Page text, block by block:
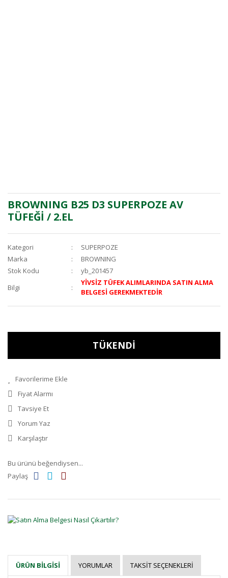
BROWNING B25 D3 SUPERPOZE AV
TÜFEĞİ / 2.EL
Kategori
SUPERPOZE
Marka
BROWNING
Stok Kodu
yb_201457
Bilgi
YİVSİZ TÜFEK ALIMLARINDA SATIN ALMA
BELGESİ GEREKMEKTEDİR
TÜKENDİ
Fiyat Alarmı
Tavsiye Et
Yorum Yaz
Karşılaştır
Bu ürünü beğendiysen...
Paylaş
ÜRÜN BILGISI YORUMLAR TAKSIT SEÇENEKLERI